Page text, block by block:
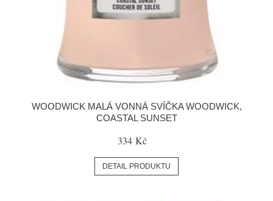
WOODWICK MALÁ VONNÁ SVÍČKA WOODWICK,
COASTAL SUNSET
334 Kč
DETAIL PRODUKTU